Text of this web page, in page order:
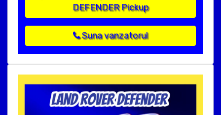
DEFENDER Pickup
Suna vanzatorul